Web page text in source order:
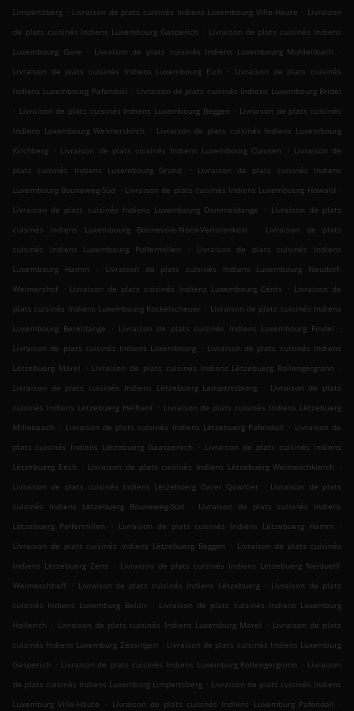
Limpertsberg . Livraison de plats cuisinés Indiens Luxembourg Ville-Haute . Livraison
de plats cuisinés Indiens Luxembourg Gasperich . Livraison de plats cuisinés Indiens
Luxembourg Gare
. Livraison de plats cuisinés Indiens Luxembourg Muhlenbach
.
Livraison de plats cuisinés Indiens Luxembourg Eich
. Livraison de plats cuisinés
Indiens Luxembourg Pafendall . Livraison de plats cuisinés Indiens Luxembourg Bridel
. Livraison de plats cuisinés Indiens Luxembourg Beggen . Livraison de plats cuisinés
Indiens Luxembourg Weimerskirch
. Livraison de plats cuisinés Indiens Luxembourg
Kirchberg . Livraison de plats cuisinés Indiens Luxembourg Clausen . Livraison de
plats cuisinés Indiens Luxembourg Grund
.
Livraison de plats cuisinés Indiens
Luxembourg Bouneweg-Süd . Livraison de plats cuisinés Indiens Luxembourg Howald .
Livraison de plats cuisinés Indiens Luxembourg Dommeldange
. Livraison de plats
cuisinés Indiens Luxembourg Bonnevoie-Nord-Verlorenkost
.
Livraison de plats
cuisinés Indiens Luxembourg Polfermillen
.
Livraison de plats cuisinés Indiens
Luxembourg Hamm
.
Livraison de plats cuisinés Indiens Luxembourg Neudorf-
Weimershof . Livraison de plats cuisinés Indiens Luxembourg Cents . Livraison de
plats cuisinés Indiens Luxembourg Kockelscheuer . Livraison de plats cuisinés Indiens
Luxembourg Bereldange
. Livraison de plats cuisinés Indiens Luxembourg Findel
.
Livraison de plats cuisinés Indiens Luxembourg . Livraison de plats cuisinés Indiens
Lëtzebuerg Märel
. Livraison de plats cuisinés Indiens Lëtzebuerg Rollengergronn
.
Livraison de plats cuisinés Indiens Lëtzebuerg Lampertsbierg
. Livraison de plats
cuisinés Indiens Lëtzebuerg Helftent . Livraison de plats cuisinés Indiens Lëtzebuerg
Millebaach . Livraison de plats cuisinés Indiens Lëtzebuerg Pafendall . Livraison de
plats cuisinés Indiens Lëtzebuerg Gaasperech
. Livraison de plats cuisinés Indiens
Lëtzebuerg Eech . Livraison de plats cuisinés Indiens Lëtzebuerg Weimeschkierch
.
Livraison de plats cuisinés Indiens Lëtzebuerg Garer Quartier . Livraison de plats
cuisinés Indiens Lëtzebuerg Bouneweg-Süd
. Livraison de plats cuisinés Indiens
Lëtzebuerg Polfermillen
. Livraison de plats cuisinés Indiens Lëtzebuerg Hamm
.
Livraison de plats cuisinés Indiens Lëtzebuerg Beggen
. Livraison de plats cuisinés
Indiens Lëtzebuerg Zens
. Livraison de plats cuisinés Indiens Lëtzebuerg Neiduerf-
Weimeschhaff . Livraison de plats cuisinés Indiens Lëtzebuerg . Livraison de plats
cuisinés Indiens Luxemburg Belair . Livraison de plats cuisinés Indiens Luxemburg
Hollerich . Livraison de plats cuisinés Indiens Luxemburg Märel . Livraison de plats
cuisinés Indiens Luxemburg Zessingen . Livraison de plats cuisinés Indiens Luxemburg
Gasperich . Livraison de plats cuisinés Indiens Luxemburg Rollengergronn . Livraison
de plats cuisinés Indiens Luxemburg Limpertsberg . Livraison de plats cuisinés Indiens
Luxemburg Ville-Haute
. Livraison de plats cuisinés Indiens Luxemburg Pafendall
.